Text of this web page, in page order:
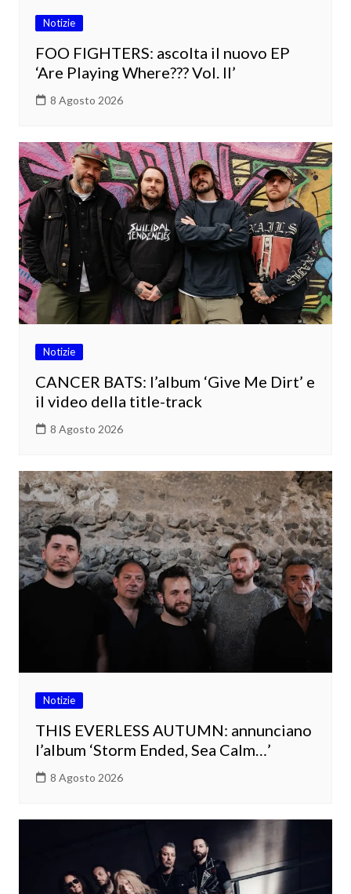
Notizie
FOO FIGHTERS: ascolta il nuovo EP
‘Are Playing Where??? Vol. II’
8 Agosto 2026
Notizie
CANCER BATS: l’album ‘Give Me Dirt’ e
il video della title-track
8 Agosto 2026
Notizie
THIS EVERLESS AUTUMN: annunciano
l’album ‘Storm Ended, Sea Calm…’
8 Agosto 2026